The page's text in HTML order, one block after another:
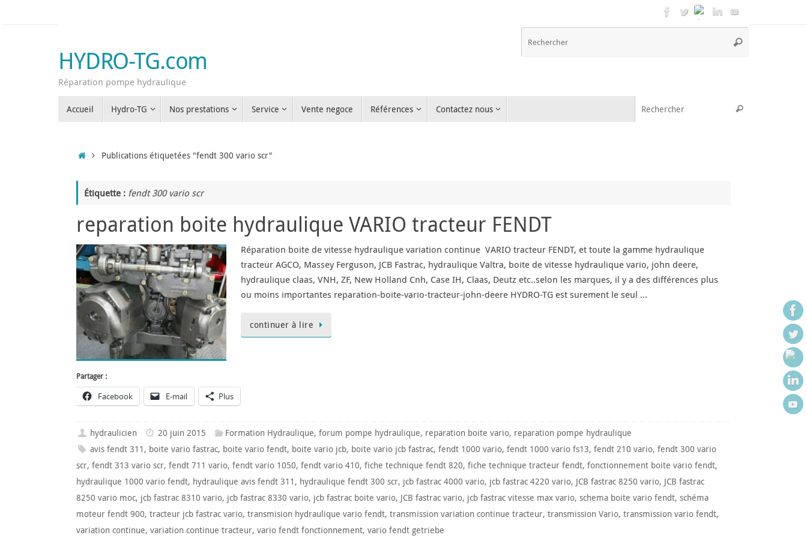
HYDRO-TG.com
Réparation pompe hydraulique
Rechercher
Accueil Hydro-TG Nos prestations Service Vente negoce Références Contactez nous Rechercher
AccueilPublications étiquetées "fendt 300 vario scr"
Étiquette : fendt 300 vario scr
reparation boite hydraulique VARIO tracteur FENDT
Réparation boite de vitesse hydraulique variation continue VARIO tracteur FENDT, et toute la gamme hydraulique
tracteur AGCO, Massey Ferguson, JCB Fastrac, hydraulique Valtra, boite de vitesse hydraulique vario, john deere,
hydraulique claas, VNH, ZF, New Holland Cnh, Case IH, Claas, Deutz etc..selon les marques, il y a des différences plus
ou moins importantes reparation-boite-vario-tracteur-john-deere HYDRO-TG est surement le seul …
continuer à lire
Partager :
Facebook E-mail Plus
hydraulicien 20 juin 2015 Formation Hydraulique, forum pompe hydraulique, reparation boite vario, reparation pompe hydraulique
avis fendt 311 , boite vario fastrac, boite vario fendt, boite vario jcb, boite vario jcb fastrac,fendt 1000 vario,fendt 1000 vario fs13,fendt 210 vario,fendt 300 vario
scr, fendt 313 vario scr, fendt 711 vario, fendt vario 1050, fendt vario 410, fiche technique fendt 820, fiche technique tracteur fendt, fonctionnement boite vario fendt,
hydraulique 1000 vario fendt, hydraulique avis fendt 311 , hydraulique fendt 300 scr, jcb fastrac 4000 vario, jcb fastrac 4220 vario, JCB fastrac 8250 vario, JCB fastrac
8250 vario moc, jcb fastrac 8310 vario, jcb fastrac 8330 vario, jcb fastrac boite vario, JCB fastrac vario, jcb fastrac vitesse max vario, schema boite vario fendt, schéma
moteur fendt 900, tracteur jcb fastrac vario, transmision hydraulique vario fendt, transmission variation continue tracteur, transmission Vario, transmission vario fendt,
variation continue, variation continue tracteur, vario fendt fonctionnement, vario fendt getriebe